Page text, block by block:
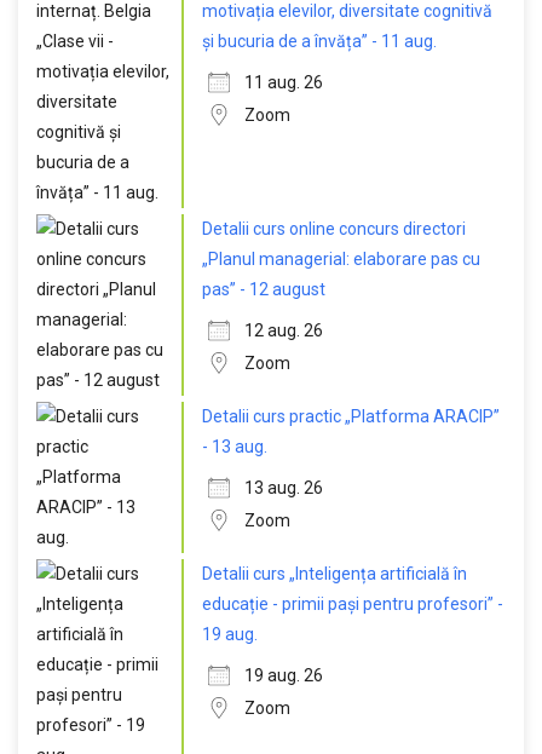
motivația elevilor, diversitate cognitivă
și bucuria de a învăța” - 11 aug.
11 aug. 26
Zoom
Detalii curs online concurs directori
„Planul managerial: elaborare pas cu
pas” - 12 august
12 aug. 26
Zoom
Detalii curs practic „Platforma ARACIP”
- 13 aug.
13 aug. 26
Zoom
Detalii curs „Inteligența artificială în
educație - primii pași pentru profesori” -
19 aug.
19 aug. 26
Zoom